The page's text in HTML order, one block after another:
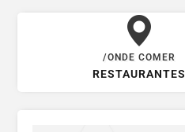
/ONDE COMER
RESTAURANTES